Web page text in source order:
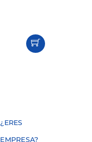
¿ERES
EMPRESA?